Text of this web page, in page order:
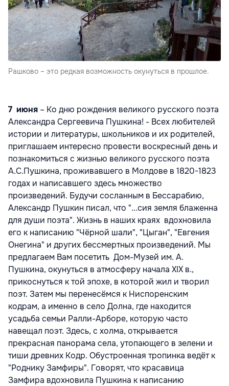
Рашково – это редкая возможность окунуться в прошлое.
7 июня – Ко дню рождения великого русского поэта
Александра Сергеевича Пушкина! - Всех любителей
истории и литературы, школьников и их родителей,
приглашаем интересно провести воскресный день и
познакомиться с жизнью великого русского поэта
А.С.Пушкина, проживавшего в Молдове в 1820-1823
годах и написавшего здесь множество
произведений. Будучи сосланным в Бессарабию,
Александр Пушкин писал, что "...сия земля блаженна
для души поэта". Жизнь в наших краях вдохновила
его к написанию "Чёрной шали", "Цыган", "Евгения
Онегина" и других бессмертных произведений. Мы
предлагаем Вам посетить Дом-Музей им. А.
Пушкина, окунуться в атмосферу начала XIX в.,
прикоснуться к той эпохе, в которой жил и творил
поэт. Затем мы перенесёмся к Ниспоренским
кодрам, а именно в село Долна, где находится
усадьба семьи Ралли-Арборе, которую часто
навещал поэт. Здесь, с холма, открывается
прекрасная панорама села, утопающего в зелени и
тиши древних Кодр. Обустроенная тропинка ведёт к
"Роднику Замфиры". Говорят, что красавица
Замфира вдохновила Пушкина к написанию